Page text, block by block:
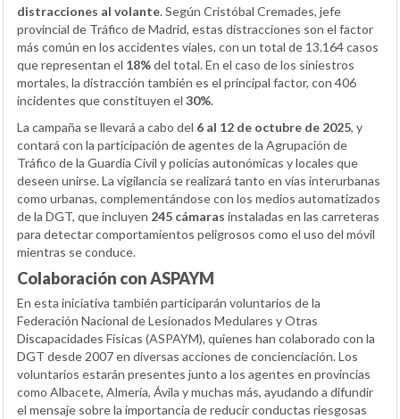
distracciones al volante. Según Cristóbal Cremades, jefe
provincial de Tráfico de Madrid, estas distracciones son el factor
más común en los accidentes viales, con un total de 13.164 casos
que representan el 18%del total. En el caso de los siniestros
mortales, la distracción también es el principal factor, con 406
incidentes que constituyen el 30%.
La campaña se llevará a cabo del 6 al 12 de octubre de 2025, y
contará con la participación de agentes de la Agrupación de
Tráfico de la Guardia Civil y policías autonómicas y locales que
deseen unirse. La vigilancia se realizará tanto en vías interurbanas
como urbanas, complementándose con los medios automatizados
de la DGT, que incluyen 245 cámaras instaladas en las carreteras
para detectar comportamientos peligrosos como el uso del móvil
mientras se conduce.
Colaboración con ASPAYM
En esta iniciativa también participarán voluntarios de la
Federación Nacional de Lesionados Medulares y Otras
Discapacidades Físicas (ASPAYM), quienes han colaborado con la
DGT desde 2007 en diversas acciones de concienciación. Los
voluntarios estarán presentes junto a los agentes en provincias
como Albacete, Almería, Ávila y muchas más, ayudando a difundir
el mensaje sobre la importancia de reducir conductas riesgosas